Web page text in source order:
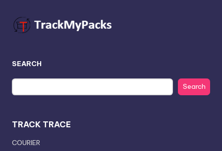
SEARCH
Search
TRACK TRACE
COURIER